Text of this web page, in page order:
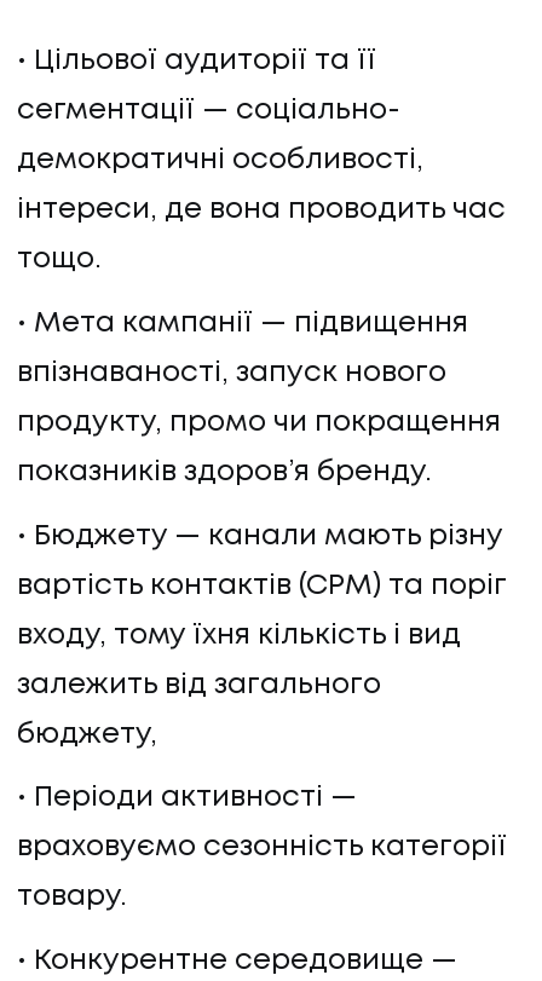
Цільової аудиторії та її
сегментації — соціально-
демократичні особливості,
інтереси, де вона проводить час
тощо.
Мета кампанії — підвищення
впізнаваності, запуск нового
продукту, промо чи покращення
показників здоров’я бренду.
Бюджету — канали мають різну
вартість контактів (СРМ) та поріг
входу, тому їхня кількість і вид
залежить від загального
бюджету,
Періоди активності —
враховуємо сезонність категорії
товару.
Конкурентне середовище —